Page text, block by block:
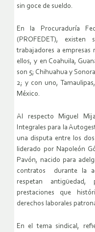
sin goce de sueldo.
En la Procuraduría
(PROFEDET),
trabajadores a empresas
ellos, y en Coahuila,
son 5; Chihuahua y
2; y con uno,
México.
Al respecto Miguel
Integrales para la
una disputa entre los
liderado por Napoleón
Pavón, nacido para
contratos durante la
respetan
prestaciones que
derechos laborales
En el tema sindical,